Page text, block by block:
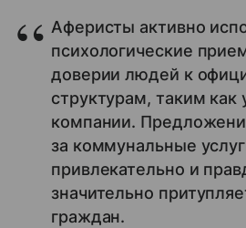
Аферисты активно
психологические
доверии людей к
структурам, таким
компании.
за коммунальные
привлекательно и
значительно
граждан.